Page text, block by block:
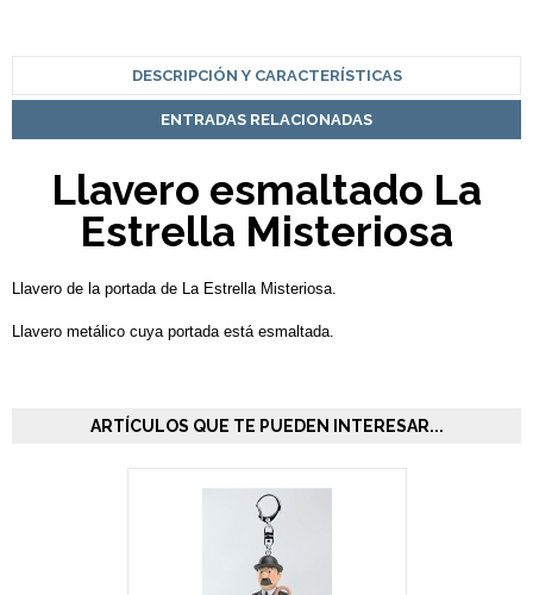
DESCRIPCIÓN Y CARACTERÍSTICAS
ENTRADAS RELACIONADAS
Llavero esmaltado La
Estrella Misteriosa
Llavero de la portada de La Estrella Misteriosa.
Llavero metálico cuya portada está esmaltada.
ARTÍCULOS QUE TE PUEDEN INTERESAR...